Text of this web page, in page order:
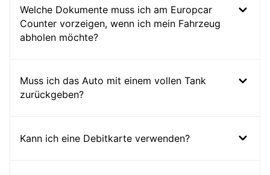
Welche Dokumente muss ich am Europcar
Counter vorzeigen, wenn ich mein Fahrzeug
abholen möchte?
Muss ich das Auto mit einem vollen Tank
zurückgeben?
Kann ich eine Debitkarte verwenden?